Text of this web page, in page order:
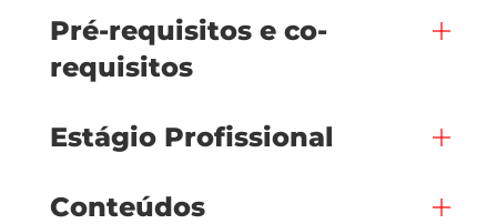
Pré-requisitos e co-
requisitos
Estágio Profissional
Conteúdos